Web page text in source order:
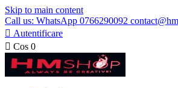
Skip to main content
Call us: WhatsApp 0766290092
 Autentificare
 Cos 0